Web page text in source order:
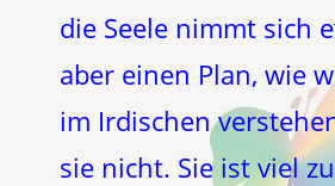
die Seele nimmt sich
aber einen Plan, wie
im Irdischen
sie nicht. Sie ist viel